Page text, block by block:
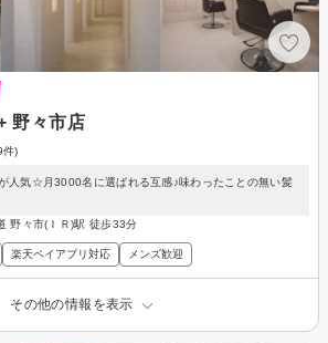
野々市店
件)
人気☆月3000名に選ばれる互感♪味わったことの無い髪
野々市(ＩＲ)駅 徒歩33分
楽天ペイアプリ対応 メンズ歓迎
その他の情報を表示